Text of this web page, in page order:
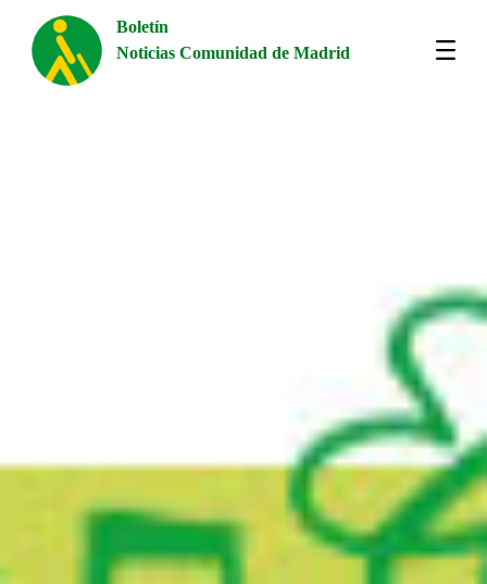
Boletín
Noticias Comunidad de Madrid